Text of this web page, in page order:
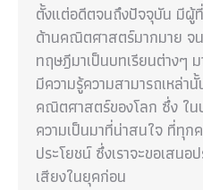
ตั้งแต่อดีตจนถึงปัจจุบัน มีผู้
ด้านคณิตศาสตร์มากมาย จ
ทฤษฎีมาเป็นบทเรียนต่างๆ
มีความรู้ความสามารถเหล่า
คณิตศาสตร์ของโลก ซึ่ง ใ
ความเป็นมาที่น่าสนใจ ที่ทุก
ประโยชน์ ซึ่งเราจะขอเส
เสียงในยุคก่อน